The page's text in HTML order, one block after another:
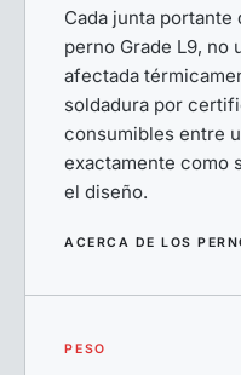
Cada junta portante
perno Grade L9, no
afectada
soldadura por
consumibles entre
exactamente como
el diseño.
ACERCA DE LOS
PESO